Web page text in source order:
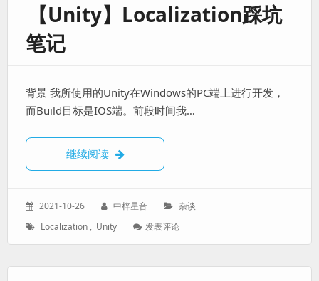
的
区
【Unity】Localization踩坑
笔记
背景 我所使用的Unity在Windows的PC端上进行开发，
而Build目标是IOS端。前段时间我…
继续阅读 【Unity】Localization踩坑笔记
发
于：
2021-10-26
作
中梓星音
分
杂谈
标
Localization , Unity 发表评论: 【Unity】
坑